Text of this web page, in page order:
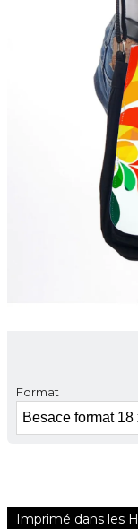
Format
Imprimé dans les